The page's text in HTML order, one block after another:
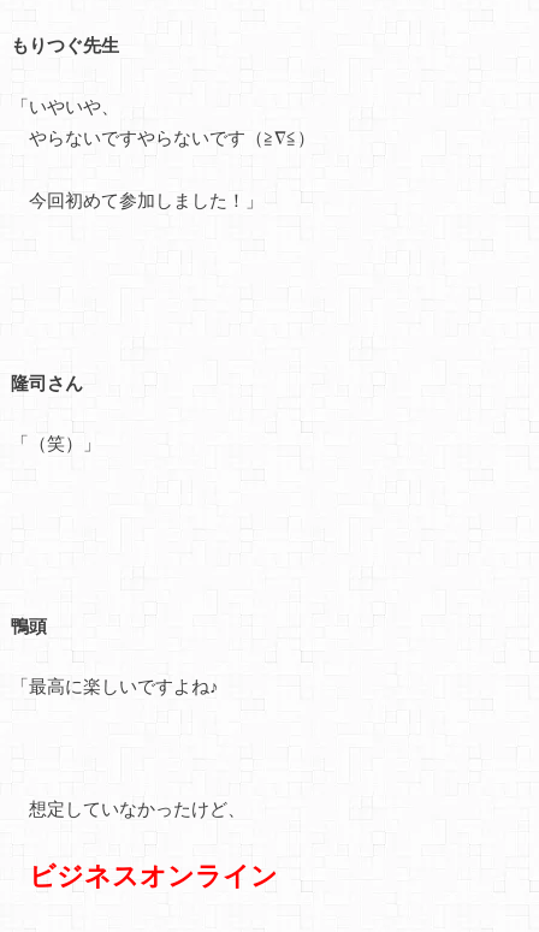
もりつぐ先生
「いやいや、
やらないですやらないです（≧∇≦）
今回初めて参加しました！」
隆司さん
「（笑）」
鴨頭
「最高に楽しいですよね♪
想定していなかったけど、
ビジネスオンライン